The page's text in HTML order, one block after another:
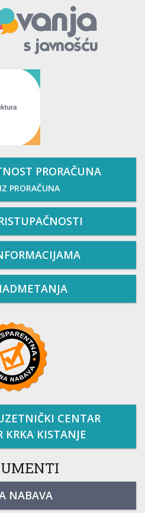
PRORAČUNA
PRORAČUNA
CENTAR
KRKA KISTANJE
NABAVA